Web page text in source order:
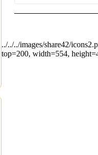
../../../images/share42/
top=200, width=554,